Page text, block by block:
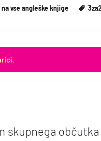
vse angleške knjige
skupnega